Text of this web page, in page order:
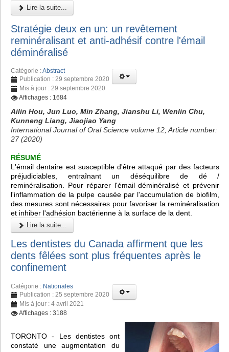
Lire la suite...
Stratégie deux en un: un revêtement
reminéralisant et anti-adhésif contre l'émail
déminéralisé
Catégorie :Abstract
Publication : 29 septembre 2020
Mis à jour : 29 septembre 2020
Affichages : 1684
Ailin Hou, Jun Luo, Min Zhang, Jianshu Li, Wenlin Chu,
Kunneng Liang, Jiaojiao Yang
International Journal of Oral Science volume 12, Article number:
27 (2020)
RÉSUMÉ
L'émail dentaire est susceptible d'être attaqué par des facteurs
préjudiciables, entraînant un déséquilibre de dé /
reminéralisation. Pour réparer l'émail déminéralisé et prévenir
l'inflammation de la pulpe causée par l'accumulation de biofilm,
des mesures sont nécessaires pour favoriser la reminéralisation
et inhiber l'adhésion bactérienne à la surface de la dent.
Lire la suite...
Les dentistes du Canada affirment que les
dents fêlées sont plus fréquentes après le
confinement
Catégorie : Nationales
Publication : 25 septembre 2020
Mis à jour : 4 avril 2021
Affichages : 3188
TORONTO - Les dentistes ont
constaté une augmentation du